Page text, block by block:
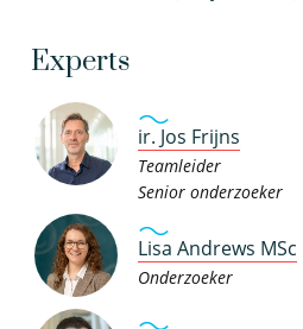
Experts
ir. Jos Frijns
Teamleider
Senior onderzoeker
Lisa Andrews MSc
Onderzoeker